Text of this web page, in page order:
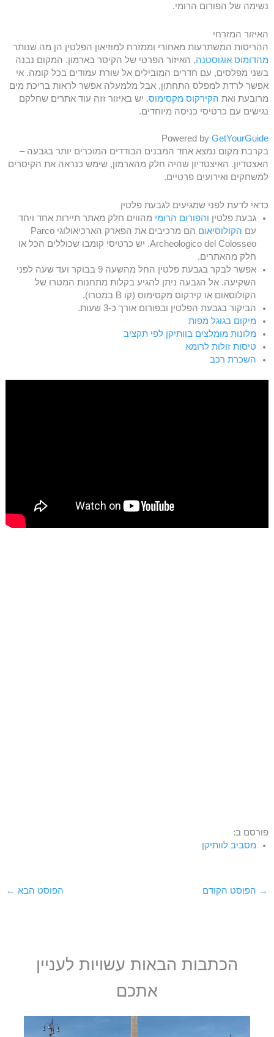
נשימה של הפורום הרומי.
האיזור המזרחי
ההריסות המשתרעות מאחורי וממזרח למוזיאון הפלטין הן מה שנותר
מהדומוס אוגוסטנה, האיזור הפרטי של הקיסר בארמון. המקום נבנה
בשני מפלסים, עם חדרים המובילים אל שורת עמודים בכל קומה. אי
אפשר לרדת למפלס התחתון, אבל מלמעלה אפשר לראות בריכת מים
מרובעת ואת הקירקוס מקסימוס. יש באיזור זזה עוד אתרים שחלקם
נגישים עם כרטיסי כניסה מיוחדים.
Powered byGetYourGuide
בקרבת מקום נמצא אחד המבנים הבודדים המוכרים יותר בגבעה –
האצטדיון. האיצטדיון שהיה חלק מהארמון, שימש כנראה את הקיסרים
למשחקים ואירועים פרטיים.
כדאי לדעת לפני שמגיעים לגבעת פלטין
גבעת פלטין והפורום הרומי מהווים חלק מאתר תיירות אחד ויחד
עם הקולוסיאום
הם מרכיבים את הפארק הארכיאולוגי Parco
Archeologico del Colosseo. יש כרטיסי קומבו שכוללים הכל או
חלק מהאתרים.
אפשר לבקר בגבעת פלטין החל מהשעה 9 בבוקר ועד שעה לפני
השקיעה. אל הגבעה ניתן להגיע בקלות מתחנות המטרו של
הקולוסאום או קירקוס מקסימוס (קו B במטרו).
הביקור בגבעת הפלטין ובפורום אורך כ-3 שעות.
מיקום בגוגל מפות
מלונות מומלצים בוותיקן לפי תקציב
טיסות זולות לרומא
השכרת רכב
פורסם ב:
מסביב לוותיקן
→ הפוסט הקודם הפוסט הבא ←
הכתבות הבאות עשויות לעניין
אתכם